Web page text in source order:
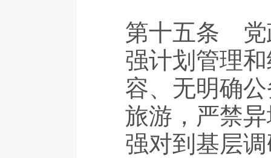
第十五条 党
强计划管理
容、无明确
旅游，严禁
强对到基层